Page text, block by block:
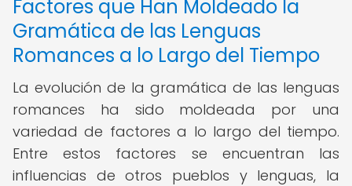
Factores que Han Moldeado la
Gramática de las Lenguas
Romances a lo Largo del Tiempo
La evolución de la gramática de las lenguas
romances ha sido moldeada por una
variedad de factores a lo largo del tiempo.
Entre estos factores se encuentran las
influencias de otros pueblos y lenguas, la